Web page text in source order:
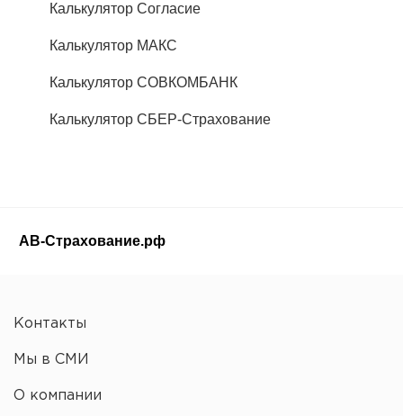
Калькулятор Согласие
Калькулятор МАКС
Калькулятор СОВКОМБАНК
Калькулятор СБЕР-Страхование
АВ-Страхование.рф
Контакты
Мы в СМИ
О компании